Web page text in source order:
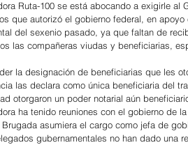
Ruta-100 se está abocando a exigirle al
que autorizó el gobierno federal, en
del sexenio pasado, ya que faltan de
las compañeras viudas y beneficiarias,
la designación de beneficiarias que les
las declara como única beneficiaria del
otorgaron un poder notarial aún
ha tenido reuniones con el gobierno de
asumiera el cargo como jefa de
gubernamentales no han dado una